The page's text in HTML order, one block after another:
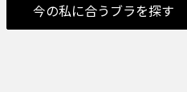
今の私に合うブラを探す